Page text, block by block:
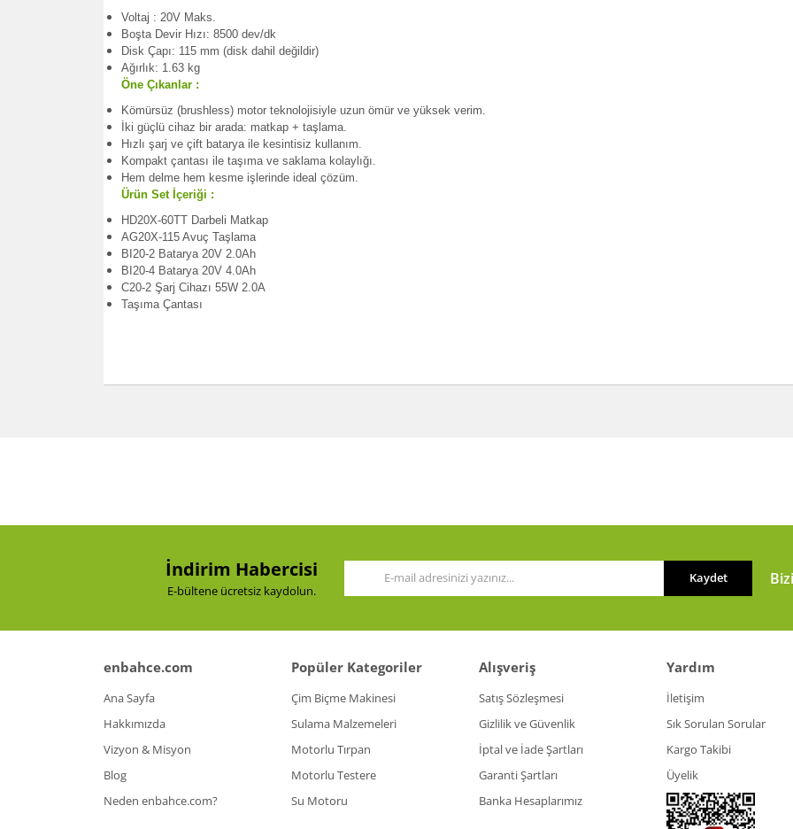
Voltaj : 20V Maks.
Boşta Devir Hızı: 8500 dev/dk
Disk Çapı: 115 mm (disk dahil değildir)
Ağırlık: 1.63 kg
Öne Çıkanlar :
Kömürsüz (brushless) motor teknolojisiyle uzun ömür ve yüksek verim.
İki güçlü cihaz bir arada: matkap + taşlama.
Hızlı şarj ve çift batarya ile kesintisiz kullanım.
Kompakt çantası ile taşıma ve saklama kolaylığı.
Hem delme hem kesme işlerinde ideal çözüm.
Ürün Set İçeriği :
HD20X-60TT Darbeli Matkap
AG20X-115 Avuç Taşlama
BI20-2 Batarya 20V 2.0Ah
BI20-4 Batarya 20V 4.0Ah
C20-2 Şarj Cihazı 55W 2.0A
Taşıma Çantası
Bu ürüne benzer farklı alternatifler olmalı.
İndirim Habercisi
E-bültene ücretsiz kaydolun.
Kaydet
enbahce.com
Ana Sayfa
Hakkımızda
Vizyon & Misyon
Blog
Neden enbahce.com?
Popüler Kategoriler
Çim Biçme Makinesi
Sulama Malzemeleri
Motorlu Tırpan
Motorlu Testere
Su Motoru
Alışveriş
Satış Sözleşmesi
Gizlilik ve Güvenlik
İptal ve İade Şartları
Garanti Şartları
Banka Hesaplarımız
Yardım
İletişim
Sık Sorulan Sorular
Kargo Takibi
Üyelik